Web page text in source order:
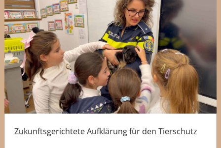
Zukunftsgerichtete Aufklärung für den Tierschutz